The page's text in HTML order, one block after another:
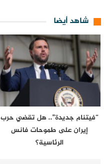
شاهد أيضا
“فيتنام جديدة”.. هل تقضي حرب
إيران على طموحات فانس
الرئاسية؟